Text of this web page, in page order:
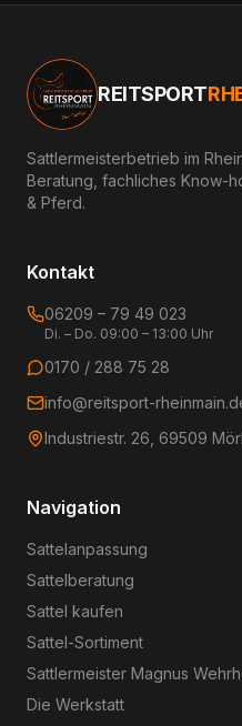
REITSPORT
Sattlermeisterbetrieb im
Beratung, fachliches Know-
& Pferd.
Kontakt
06209 – 79 49 023
Di. – Do. 09:00 – 13:00 Uhr
0170 / 288 75 28
info@reitsport-
Industriestr. 26, 69509
Navigation
Sattelanpassung
Sattelberatung
Sattel kaufen
Sattel-Sortiment
Sattlermeister Magnus
Die Werkstatt